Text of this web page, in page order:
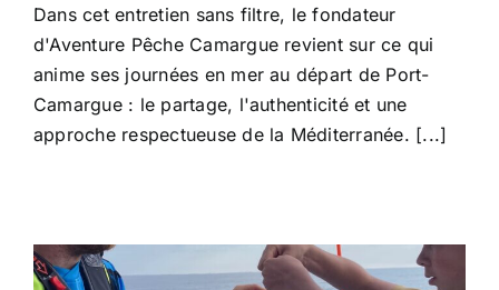
Dans cet entretien sans filtre, le fondateur
d'Aventure Pêche Camargue revient sur ce qui
anime ses journées en mer au départ de Port-
Camargue : le partage, l'authenticité et une
approche respectueuse de la Méditerranée. [...]